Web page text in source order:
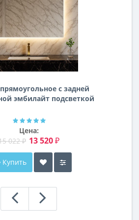
с задней
эмбилайт подсветкой
Цена:
022 ₽ 13 520 ₽
Купить